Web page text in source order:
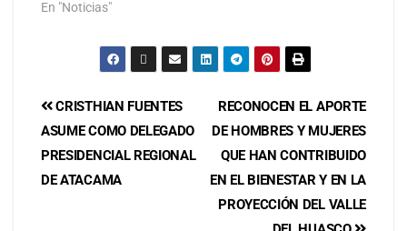
En "Noticias"
RECONOCEN EL APORTE
DE HOMBRES Y MUJERES
QUE HAN CONTRIBUIDO
EN EL BIENESTAR Y EN LA
PROYECCIÓN DEL VALLE
CRISTHIAN FUENTES
ASUME COMO DELEGADO
PRESIDENCIAL REGIONAL
DE ATACAMA